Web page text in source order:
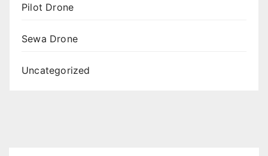
Pilot Drone
Sewa Drone
Uncategorized